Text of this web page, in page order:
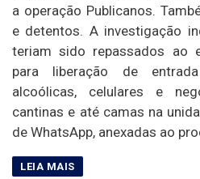
a operação Publicanos.
e detentos. A investigação
teriam sido repassados ao
para liberação de
alcoólicas, celulares e
cantinas e até camas na
de WhatsApp, anexadas ao